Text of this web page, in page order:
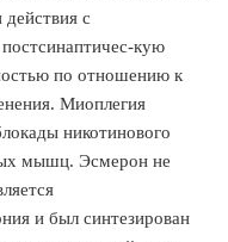
с
кую
по отношению к
Миоплегия
никотинового
мышц. Эсмерон не
и был синтезирован